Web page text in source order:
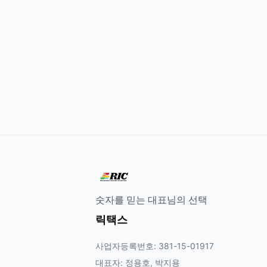
숫자를 믿는 대표님의 선택
릭택스
사업자등록번호: 381-15-01917
대표자: 정용호, 박지용